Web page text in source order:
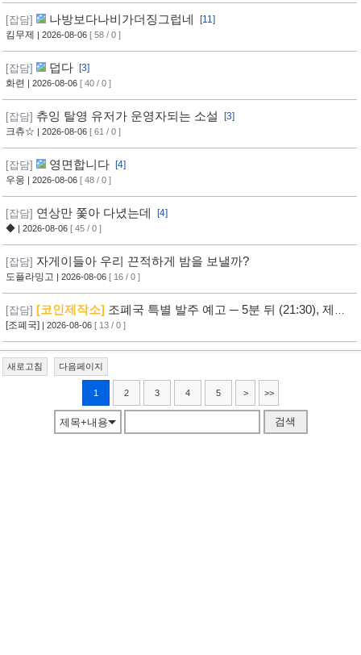
[잡담] 나방보다나비가더징그럽네
[11]
킴무제
| 2026-08-06 [ 58 / 0 ]
[잡담] 덥다
[3]
화련 | 2026-08-06 [ 40 / 0 ]
[잡담] 츄잉 탈영 유저가 운영자되는 소설
[3]
크츄☆ | 2026-08-06 [ 61 / 0 ]
[잡담] 영면합니다
[4]
우웅 | 2026-08-06 [ 48 / 0 ]
[잡담] 연상만 쫓아 다녔는데
[4]
◆ | 2026-08-06 [ 45 / 0 ]
[잡담] 자게이들아 우리 끈적하게 밤을 보낼까?
도플라밍고 | 2026-08-06 [ 16 / 0 ]
[잡담] [코인제작소] 조폐국 특별 발주 예고 ─ 5분 뒤 (21:30), 제작
자 여러분의 힘이 필요합니다! ─ [참여하기]
[조폐국] | 2026-08-06 [ 13 / 0 ]
새로고침 다음페이지
1 2 3 4 5 > >>
제목+내용 검색